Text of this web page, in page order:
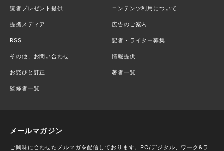
読者プレゼント提供 コンテンツ利用について
提携メディア 広告のご案内
RSS 記者・ライター募集
その他、お問い合わせ 情報提供
お詫びと訂正 著者一覧
監修者一覧
メールマガジン
ご興味に合わせたメルマガを配信しております。PC/デジタル、ワーク&ラ